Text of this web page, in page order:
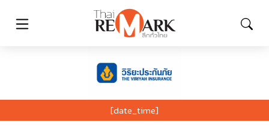
[date_time]